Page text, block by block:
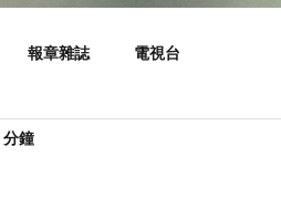
報章雜誌 電視台
鐘